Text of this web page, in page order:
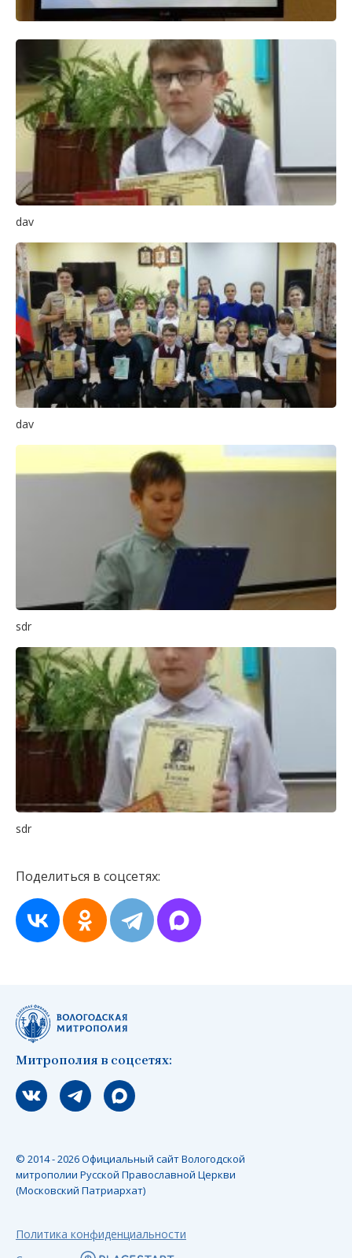
dav
dav
sdr
sdr
Поделиться в соцсетях:
Митрополия в соцсетях:
Мы вконтакте
Мы в telegram
Мы в Макс
© 2014 - 2026 Официальный сайт Вологодской
митрополии Русской Православной Церкви
(Московский Патриархат)
Политика конфиденциальности